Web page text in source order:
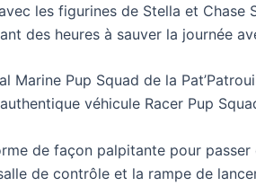
les figurines de Stella et
des heures à sauver la journée
Marine Pup Squad de la
véhicule Racer Pup
de façon palpitante pour
de contrôle et la rampe de